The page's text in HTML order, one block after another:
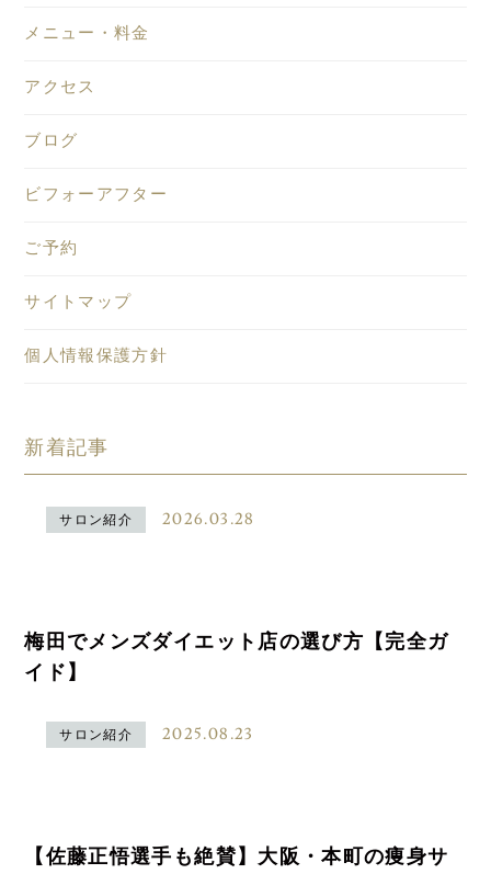
メニュー・料金
アクセス
ブログ
ビフォーアフター
ご予約
サイトマップ
個人情報保護方針
新着記事
サロン紹介 2026.03.28
梅田でメンズダイエット店の選び方【完全ガ
イド】
サロン紹介 2025.08.23
【佐藤正悟選手も絶賛】大阪・本町の痩身サ